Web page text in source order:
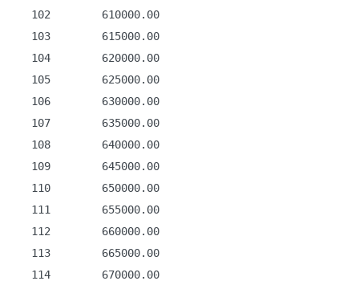
   102        610000.00
   103        615000.00
   104        620000.00
   105        625000.00
   106        630000.00
   107        635000.00
   108        640000.00
   109        645000.00
   110        650000.00
   111        655000.00
   112        660000.00
   113        665000.00
   114        670000.00